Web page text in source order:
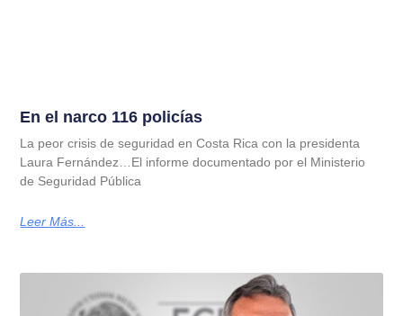
En el narco 116 policías
La peor crisis de seguridad en Costa Rica con la presidenta
Laura Fernández…El informe documentado por el Ministerio
de Seguridad Pública
Leer Más...